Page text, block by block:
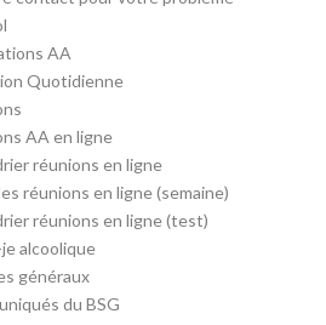
AA
Quotidienne
AA en ligne
réunions en ligne
réunions en ligne (semaine)
réunions en ligne (test)
alcoolique
généraux
du BSG